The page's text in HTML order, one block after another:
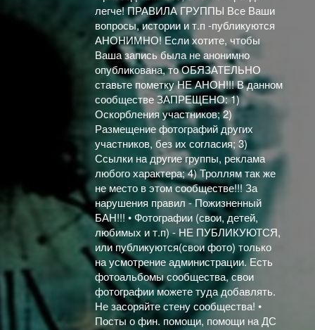
легче! ПРАВИЛА ГРУППЫ Все Ваши
вопросы, истории и т.п -публикуются
АНОНИМНО! Если хотите, чтобы
Ваша запись была не анонимно
опубликована, то ОБЯЗАТЕЛЬНО
ставьте пометку НЕ АНОН!!! В данном
сообществе ЗАПРЕЩЕНО: 1)
Оскорбления участников; 2)
Размещение фотографий других
участников, без их согласия; 3)
Ссылки на другие группы, реклама
любого характера; 4) Троллям так же
не место в этом сообществе!!! За
нарушения правил - Пожизненный
БАН!!! • Фотографии (свои, детей,
любимых и т.п) - НЕ ПУБЛИКУЮТСЯ,
или публикуются(свои фото) только
на усмотрение администрации. Есть
фотоальбомы сообщества, свои
фотографии можете туда добавлять.
Не засоряйте стену сообщества! •
Посты о фин. помощи, помощи на ДС